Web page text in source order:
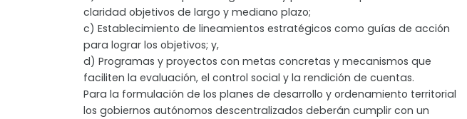
claridad objetivos de largo y mediano plazo;
c) Establecimiento de lineamientos estratégicos como guías de acción
para lograr los objetivos; y,
d) Programas y proyectos con metas concretas y mecanismos que
faciliten la evaluación, el control social y la rendición de cuentas.
Para la formulación de los planes de desarrollo y ordenamiento territorial
los gobiernos autónomos descentralizados deberán cumplir con un